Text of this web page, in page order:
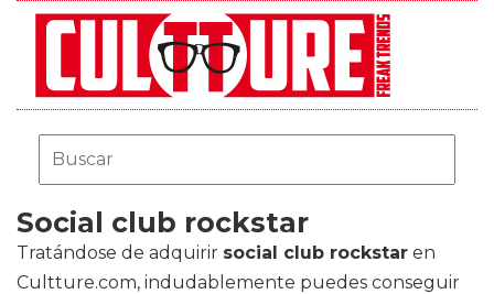
Social club rockstar
Tratándose de adquirir social club rockstar en
Cultture.com, indudablemente puedes conseguir